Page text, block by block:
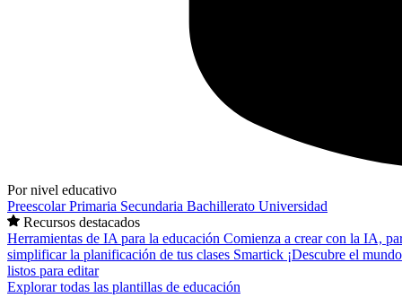
Por nivel educativo
PreescolarPrimaria Secundaria Bachillerato Universidad
Recursos destacados
Herramientas de IA para la educación Comienza a crear con la IA,
simplificar la planificación de tus clases Smartick ¡Descubre el
listos para editar
Explorar todas las plantillas de educación